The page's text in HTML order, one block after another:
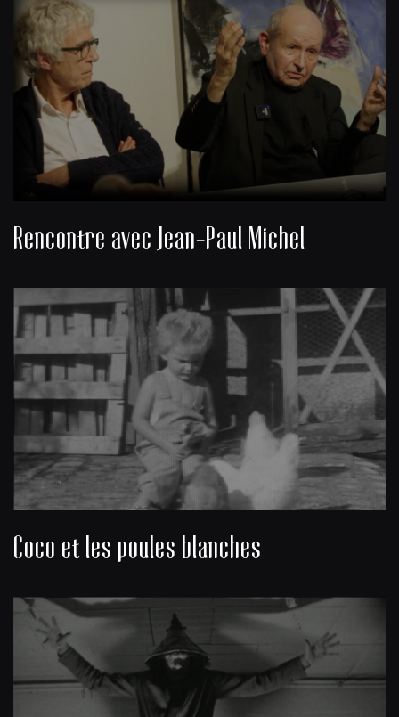
Rencontre avec Jean-Paul Michel
Coco et les poules blanches